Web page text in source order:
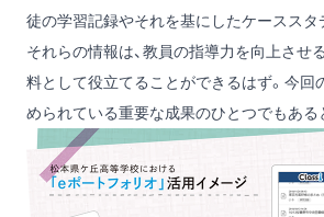
徒の学習記録やそれを基にしたケーススタ
それらの情報は、教員の指導力を向上させ
料として役立てることができるはず。今回
められている重要な成果のひとつでもある